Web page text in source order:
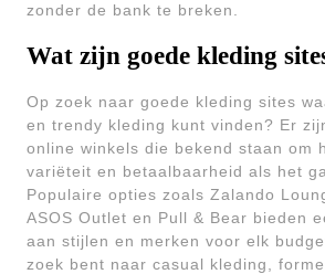
zonder de bank te breken.
Wat zijn goede kleding
Op zoek naar goede kleding sites
en trendy kleding kunt vinden? Er
online winkels die bekend staan om
variëteit en betaalbaarheid als het
Populaire opties zoals Zalando
ASOS Outlet en Pull & Bear bieden
aan stijlen en merken voor elk
zoek bent naar casual kleding,